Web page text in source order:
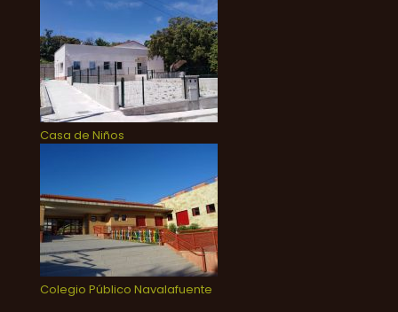
Casa de Niños
Colegio Público Navalafuente